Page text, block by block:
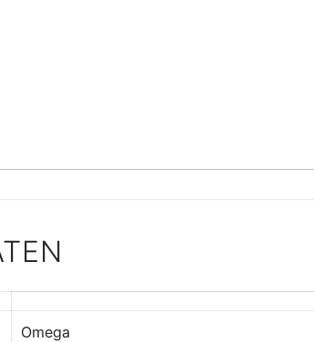
Omega